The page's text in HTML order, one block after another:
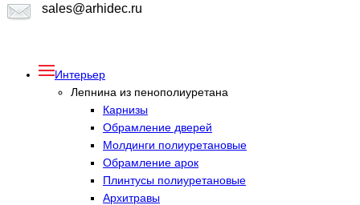
sales@arhidec.ru
Интерьер
Лепнина из пенополиуретана
Карнизы
Обрамление дверей
Молдинги полиуретановые
Обрамление арок
Плинтусы полиуретановые
Архитравы